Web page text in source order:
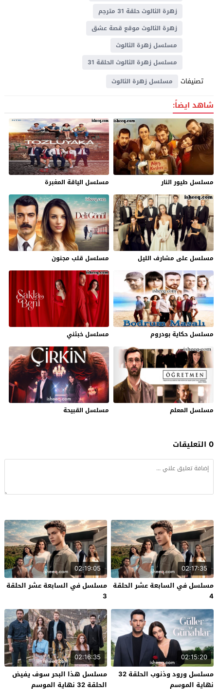
زهرة الثالوث حلقة 31 مترجم
زهرة الثالوث موقع قصة عشق
مسلسل زهرة الثالوث
مسلسل زهرة الثالوث الحلقة 31
تصنيفات مسلسل زهرة الثالوث
شاهد ايضاً:
مسلسل طيور النار مسلسل الياقة المغبرة
مسلسل على مشارف الليل مسلسل قلب مجنون
مسلسل حكاية بودروم مسلسل خبئني
مسلسل المعلم مسلسل القبيحة
0 التعليقات
02:17:35
مسلسل في السابعة عشر الحلقة
4
02:19:05
مسلسل في السابعة عشر الحلقة
3
02:15:20
مسلسل ورود وذنوب الحلقة 32
نهاية الموسم
02:16:35
مسلسل هذا البحر سوف يفيض
الحلقة 32 نهاية الموسم